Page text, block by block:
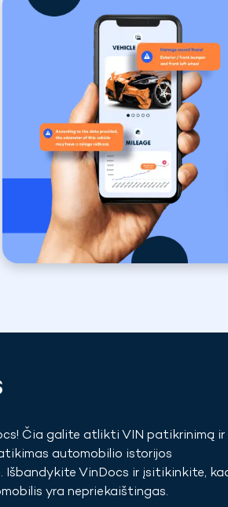
Čia galite atlikti VIN patikrinimą ir
automobilio istorijos
. Išbandykite VinDocs ir įsitikinkite,
yra nepriekaištingas.